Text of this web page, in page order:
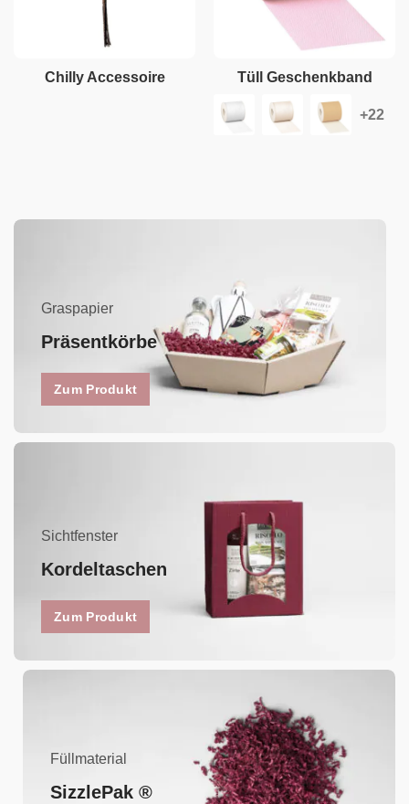
Chilly Accessoire Tüll Geschenkband
Graspapier
Präsentkörbe
Zum Produkt
Sichtfenster
Kordeltaschen
Zum Produkt
Füllmaterial
SizzlePak ®